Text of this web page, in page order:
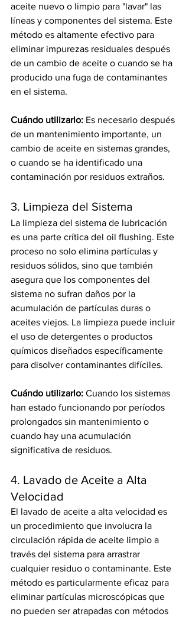
aceite nuevo o limpio para "lavar" las
líneas y componentes del sistema. Este
método es altamente efectivo para
eliminar impurezas residuales después
de un cambio de aceite o cuando se ha
producido una fuga de contaminantes
en el sistema.
Cuándo utilizarlo: Es necesario después
de un mantenimiento importante, un
cambio de aceite en sistemas grandes,
o cuando se ha identificado una
contaminación por residuos extraños.
3. Limpieza del Sistema
La limpieza del sistema de lubricación
es una parte crítica del oil flushing. Este
proceso no solo elimina partículas y
residuos sólidos, sino que también
asegura que los componentes del
sistema no sufran daños por la
acumulación de partículas duras o
aceites viejos. La limpieza puede incluir
el uso de detergentes o productos
químicos diseñados específicamente
para disolver contaminantes difíciles.
Cuándo utilizarlo: Cuando los sistemas
han estado funcionando por períodos
prolongados sin mantenimiento o
cuando hay una acumulación
significativa de residuos.
4. Lavado de Aceite a Alta
Velocidad
El lavado de aceite a alta velocidad es
un procedimiento que involucra la
circulación rápida de aceite limpio a
través del sistema para arrastrar
cualquier residuo o contaminante. Este
método es particularmente eficaz para
eliminar partículas microscópicas que
no pueden ser atrapadas con métodos